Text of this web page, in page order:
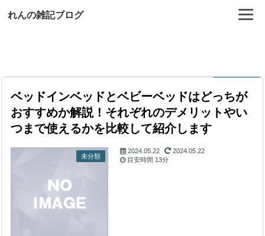
れんの雑記ブログ
ベッドインベッドとベビーベッドはどっちが
おすすめか解説！それぞれのデメリットやい
つまで使えるかを比較して紹介します
未分類
2024.05.22
2024.05.22
目安時間 13分